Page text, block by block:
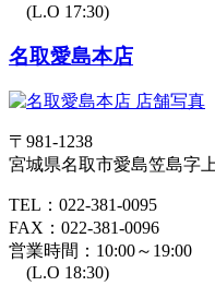
(L.O 17:30)
名取愛島本店
〒981-1238
宮城県名取市愛島笠島字
TEL：022-381-0095
FAX：022-381-0096
営業時間：10:00～19:00
(L.O 18:30)